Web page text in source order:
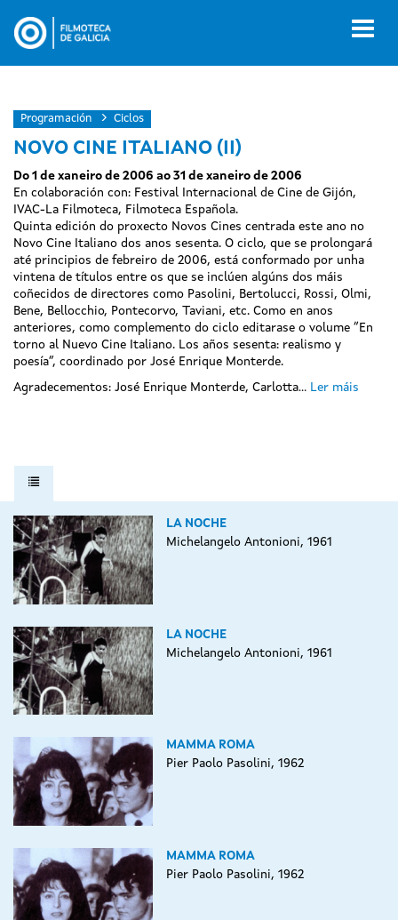
contido
Programación Ciclos
NOVO CINE ITALIANO (II)
Do 1 de xaneiro de 2006 ao 31 de xaneiro de 2006
En colaboración con: Festival Internacional de Cine de Gijón,
IVAC-La Filmoteca, Filmoteca Española.
Quinta edición do proxecto Novos Cines centrada este ano no
Novo Cine Italiano dos anos sesenta. O ciclo, que se prolongará
até principios de febreiro de 2006, está conformado por unha
vintena de títulos entre os que se inclúen algúns dos máis
coñecidos de directores como Pasolini, Bertolucci, Rossi, Olmi,
Bene, Bellocchio, Pontecorvo, Taviani, etc. Como en anos
anteriores, como complemento do ciclo editarase o volume “En
torno al Nuevo Cine Italiano. Los años sesenta: realismo y
poesía”, coordinado por José Enrique Monterde.
Agradecementos: José Enrique Monterde, Carlotta... Ler máis
LA NOCHE
Michelangelo Antonioni, 1961
LA NOCHE
Michelangelo Antonioni, 1961
MAMMA ROMA
Pier Paolo Pasolini, 1962
MAMMA ROMA
Pier Paolo Pasolini, 1962